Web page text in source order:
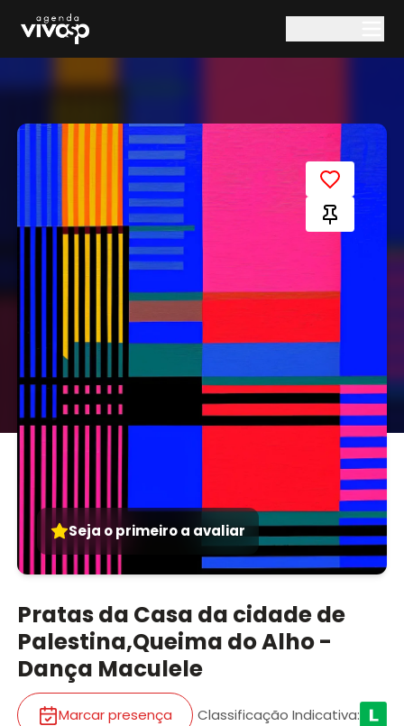
Seja o primeiro a avaliar
Pratas da Casa da cidade de
Palestina,Queima do Alho -
Dança Maculele
Marcar presença Classificação Indicativa: